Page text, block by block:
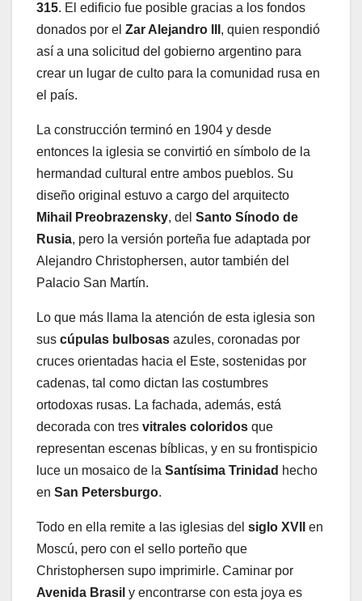
315. El edificio fue posible gracias a los fondos
donados por el Zar Alejandro III , quien respondió
así a una solicitud del gobierno argentino para
crear un lugar de culto para la comunidad rusa en
el país.
La construcción terminó en 1904 y desde
entonces la iglesia se convirtió en símbolo de la
hermandad cultural entre ambos pueblos. Su
diseño original estuvo a cargo del arquitecto
Mihail Preobrazensky, del Santo Sínodo de
Rusia, pero la versión porteña fue adaptada por
Alejandro Christophersen, autor también del
Palacio San Martín.
Lo que más llama la atención de esta iglesia son
sus cúpulas bulbosas azules, coronadas por
cruces orientadas hacia el Este, sostenidas por
cadenas, tal como dictan las costumbres
ortodoxas rusas. La fachada, además, está
decorada con tres vitrales coloridos que
representan escenas bíblicas, y en su frontispicio
luce un mosaico de la Santísima Trinidad hecho
en San Petersburgo.
Todo en ella remite a las iglesias del siglo XVII en
Moscú, pero con el sello porteño que
Christophersen supo imprimirle. Caminar por
Avenida Brasil y encontrarse con esta joya es